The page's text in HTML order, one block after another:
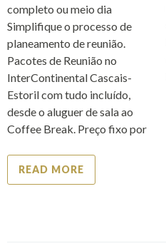
completo ou meio dia
Simplifique o processo de
planeamento de reunião.
Pacotes de Reunião no
InterContinental Cascais-
Estoril com tudo incluído,
desde o aluguer de sala ao
Coffee Break. Preço fixo por
READ MORE